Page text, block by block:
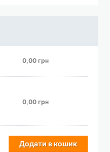
0,00 грн
0,00 грн
Додати в кошик